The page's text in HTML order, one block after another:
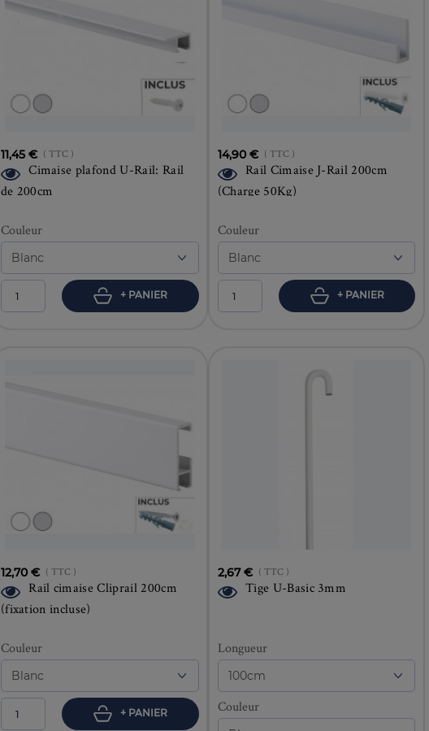
11,45 € ( TTC )
Cimaise plafond U-Rail: Rail
de 200cm
Couleur
+ PANIER
14,90 € ( TTC )
Rail Cimaise J-Rail 200cm
(Charge 50Kg)
Couleur
+ PANIER
12,70 € ( TTC )
Rail cimaise Cliprail 200cm
(fixation incluse)
Couleur
+ PANIER
2,67 € ( TTC )
Tige U-Basic 3mm
Longueur
Couleur